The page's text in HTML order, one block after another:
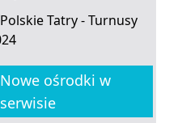
Nowe ośrodki w
serwisie